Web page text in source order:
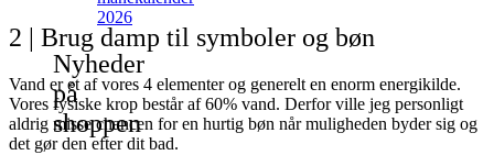
2026
Nyheder
på
shoppen
2 | Brug damp til symboler og bøn
Vand er et af vores 4 elementer og generelt en enorm energikilde.
Vores fysiske krop består af 60% vand. Derfor ville jeg personligt
aldrig misse chancen for en hurtig bøn når muligheden byder sig og
det gør den efter dit bad.